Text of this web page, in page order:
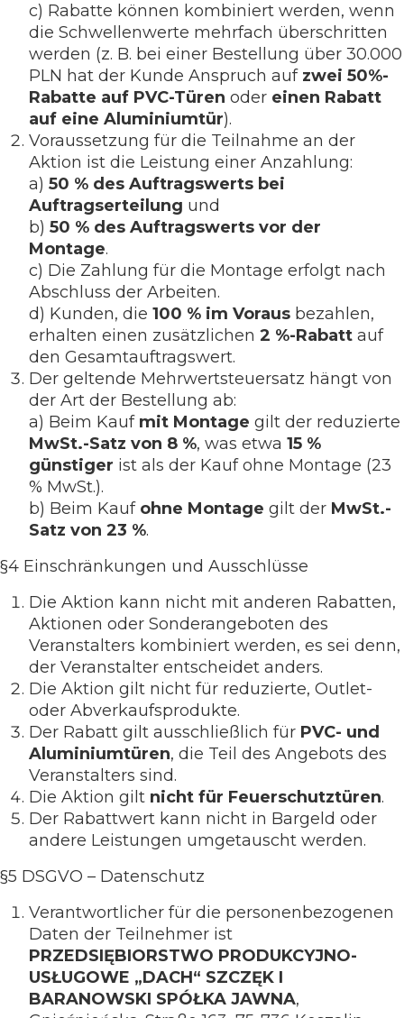
c) Rabatte können kombiniert werden, wenn
die Schwellenwerte mehrfach überschritten
werden (z. B. bei einer Bestellung über 30.000
PLN hat der Kunde Anspruch auf zwei 50%-
Rabatte auf PVC-Türen oder einen Rabatt
auf eine Aluminiumtür).
Voraussetzung für die Teilnahme an der
Aktion ist die Leistung einer Anzahlung:
a) 50 % des Auftragswerts bei
Auftragserteilung und
b) 50 % des Auftragswerts vor der
Montage.
c) Die Zahlung für die Montage erfolgt nach
Abschluss der Arbeiten.
d) Kunden, die 100 % im Voraus bezahlen,
erhalten einen zusätzlichen 2 %-Rabatt auf
den Gesamtauftragswert.
Der geltende Mehrwertsteuersatz hängt von
der Art der Bestellung ab:
a) Beim Kauf mit Montage gilt der reduzierte
MwSt.-Satz von 8 %, was etwa 15 %
günstiger ist als der Kauf ohne Montage (23
% MwSt.).
b) Beim Kauf ohne Montage gilt der MwSt.-
Satz von 23 %.
§4 Einschränkungen und Ausschlüsse
Die Aktion kann nicht mit anderen Rabatten,
Aktionen oder Sonderangeboten des
Veranstalters kombiniert werden, es sei denn,
der Veranstalter entscheidet anders.
Die Aktion gilt nicht für reduzierte, Outlet-
oder Abverkaufsprodukte.
Der Rabatt gilt ausschließlich für PVC- und
Aluminiumtüren, die Teil des Angebots des
Veranstalters sind.
Die Aktion gilt nicht für Feuerschutztüren.
Der Rabattwert kann nicht in Bargeld oder
andere Leistungen umgetauscht werden.
§5 DSGVO – Datenschutz
Verantwortlicher für die personenbezogenen
Daten der Teilnehmer ist
PRZEDSIĘBIORSTWO PRODUKCYJNO-
USŁUGOWE „DACH“ SZCZĘK I
BARANOWSKI SPÓŁKA JAWNA,